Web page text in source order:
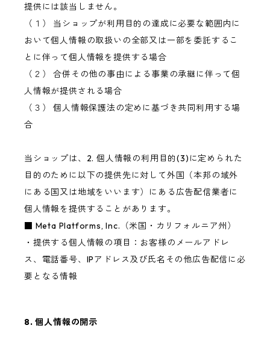
提供には該当しません。
（１） 当ショップが利用目的の達成に必要な範囲内に
おいて個人情報の取扱いの全部又は一部を委託するこ
とに伴って個人情報を提供する場合
（２） 合併その他の事由による事業の承継に伴って個
人情報が提供される場合
（３） 個人情報保護法の定めに基づき共同利用する場
合
当ショップは、2. 個人情報の利用目的(3)に定められた
目的のために以下の提供先に対して外国（本邦の域外
にある国又は地域をいいます）にある広告配信業者に
個人情報を提供することがあります。
■ Meta Platforms, Inc.（米国・カリフォルニア州）
・提供する個人情報の項目：お客様のメールアドレ
ス、電話番号、IPアドレス及び氏名その他広告配信に必
要となる情報
8. 個人情報の開示